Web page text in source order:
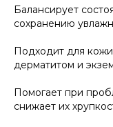
Балансирует
сохранению
Подходит для
дерматитом и
Помогает при
снижает их